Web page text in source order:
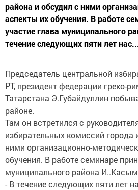
района и обсудил с ними
аспекты их обучения. В работе
участие глава муниципального
течение следующих пяти лет
Председатель центральной
РТ, президент федерации греко-
Татарстана Э.Губайдуллин
районе.
Там он встретился с
избирательных комиссий города
ними организационно-
обучения. В работе семинаре
муниципального района
- В течение следующих пяти лет